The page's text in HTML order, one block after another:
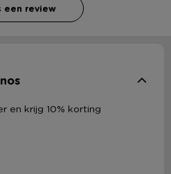
een review
en krijg 10% korting